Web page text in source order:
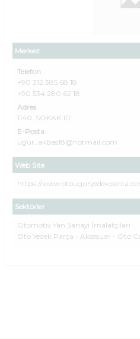
Merkez
Telefon
+90 312 385 68 18
+90 534 280 62 18
Adres
1140. SOKAK 10
E-Posta
ugur_akbas18@hotmail.com
Web Site
https://
Sektörler
Otomotiv Yan Sanayi İmalatçıları
Oto Yedek Parça - Aksesuar - Oto